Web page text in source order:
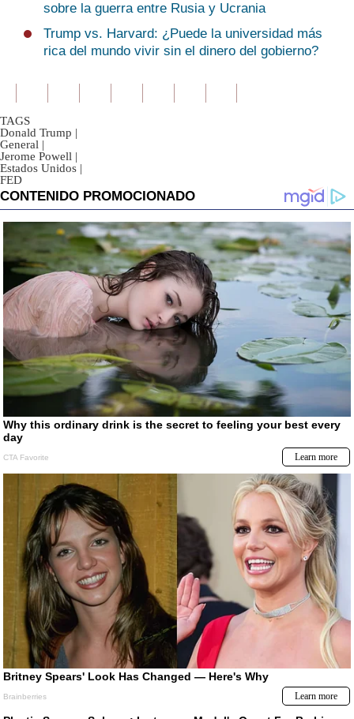
sobre la guerra entre Rusia y Ucrania
Trump vs. Harvard: ¿Puede la universidad más
rica del mundo vivir sin el dinero del gobierno?
TAGS
Donald Trump |
General |
Jerome Powell |
Estados Unidos |
FED